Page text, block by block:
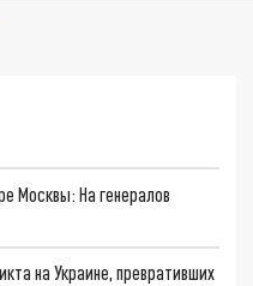
Москвы: На генералов
на Украине, превративших